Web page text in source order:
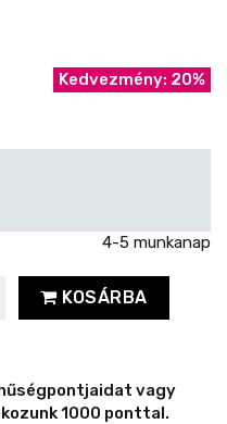
Kedvezmény: 20%
4-5 munkanap
KOSÁRBA
vagy
1000 ponttal.